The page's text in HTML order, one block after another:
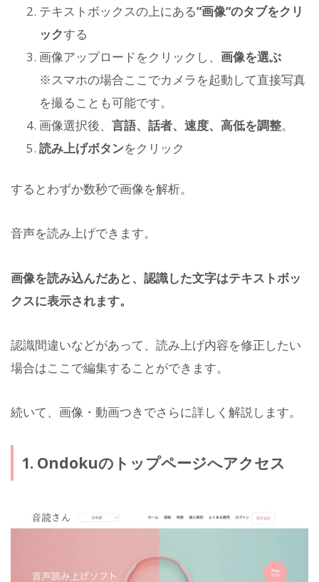
テキストボックスの上にある”画像”のタブをクリ
ックする
画像アップロードをクリックし、 画像を選ぶ
※スマホの場合ここでカメラを起動して直接写真
を撮ることも可能です。
画像選択後、 言語、話者、速度、高低を調整。
読み上げボタンをクリック
するとわずか数秒で画像を解析。
音声を読み上げできます。
画像を読み込んだあと、認識した文字はテキストボッ
クスに表示されます。
認識間違いなどがあって、読み上げ内容を修正したい
場合はここで編集することができます。
続いて、画像・動画つきでさらに詳しく解説します。
1. Ondokuのトップページへアクセス